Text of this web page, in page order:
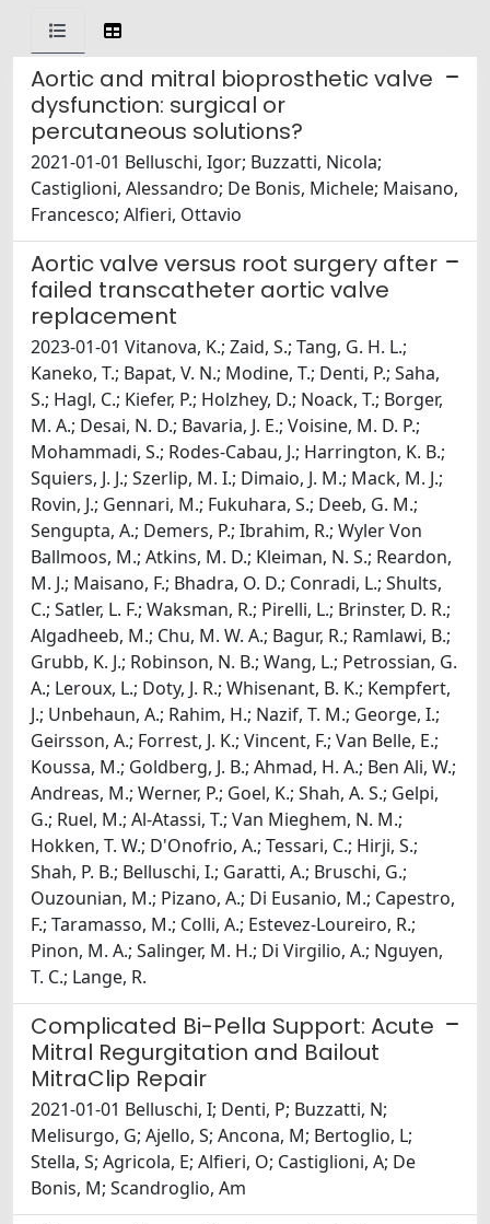
Aortic and mitral bioprosthetic valve
dysfunction: surgical or
percutaneous solutions?
2021-01-01 Belluschi, Igor; Buzzatti, Nicola;
Castiglioni, Alessandro; De Bonis, Michele; Maisano,
Francesco; Alfieri, Ottavio
Aortic valve versus root surgery after
failed transcatheter aortic valve
replacement
2023-01-01 Vitanova, K.; Zaid, S.; Tang, G. H. L.;
Kaneko, T.; Bapat, V. N.; Modine, T.; Denti, P.; Saha,
S.; Hagl, C.; Kiefer, P.; Holzhey, D.; Noack, T.; Borger,
M. A.; Desai, N. D.; Bavaria, J. E.; Voisine, M. D. P.;
Mohammadi, S.; Rodes-Cabau, J.; Harrington, K. B.;
Squiers, J. J.; Szerlip, M. I.; Dimaio, J. M.; Mack, M. J.;
Rovin, J.; Gennari, M.; Fukuhara, S.; Deeb, G. M.;
Sengupta, A.; Demers, P.; Ibrahim, R.; Wyler Von
Ballmoos, M.; Atkins, M. D.; Kleiman, N. S.; Reardon,
M. J.; Maisano, F.; Bhadra, O. D.; Conradi, L.; Shults,
C.; Satler, L. F.; Waksman, R.; Pirelli, L.; Brinster, D. R.;
Algadheeb, M.; Chu, M. W. A.; Bagur, R.; Ramlawi, B.;
Grubb, K. J.; Robinson, N. B.; Wang, L.; Petrossian, G.
A.; Leroux, L.; Doty, J. R.; Whisenant, B. K.; Kempfert,
J.; Unbehaun, A.; Rahim, H.; Nazif, T. M.; George, I.;
Geirsson, A.; Forrest, J. K.; Vincent, F.; Van Belle, E.;
Koussa, M.; Goldberg, J. B.; Ahmad, H. A.; Ben Ali, W.;
Andreas, M.; Werner, P.; Goel, K.; Shah, A. S.; Gelpi,
G.; Ruel, M.; Al-Atassi, T.; Van Mieghem, N. M.;
Hokken, T. W.; D'Onofrio, A.; Tessari, C.; Hirji, S.;
Shah, P. B.; Belluschi, I.; Garatti, A.; Bruschi, G.;
Ouzounian, M.; Pizano, A.; Di Eusanio, M.; Capestro,
F.; Taramasso, M.; Colli, A.; Estevez-Loureiro, R.;
Pinon, M. A.; Salinger, M. H.; Di Virgilio, A.; Nguyen,
T. C.; Lange, R.
Complicated Bi-Pella Support: Acute
Mitral Regurgitation and Bailout
MitraClip Repair
2021-01-01 Belluschi, I; Denti, P; Buzzatti, N;
Melisurgo, G; Ajello, S; Ancona, M; Bertoglio, L;
Stella, S; Agricola, E; Alfieri, O; Castiglioni, A; De
Bonis, M; Scandroglio, Am